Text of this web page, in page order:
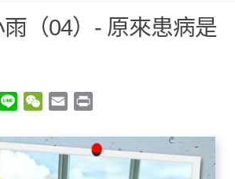
（04）- 原來患病是
Line WeChat
Email